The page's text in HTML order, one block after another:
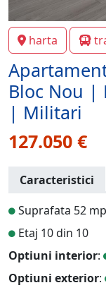
harta
Bloc Nou |
| Militari
127.050 €
Caracteristici
Suprafata 52 mp
Etaj 10 din 10
Optiuni interior:
Optiuni exterior: